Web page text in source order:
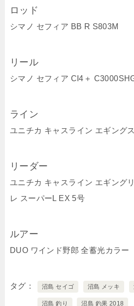
ロッド
シマノ セフィア BB R S803M
リール
シマノ セフィア CI4＋
ライン
ユニチカ キャスライン エギング
リーダー
ユニチカ キャスライン エギング
レ スーパーL EX 5号
ルアー
DUO ワインド野郎 全蓄光カラー
タグ 沼島 セイゴ 沼島 メッキ
沼島 釣り 沼島 釣果 2018